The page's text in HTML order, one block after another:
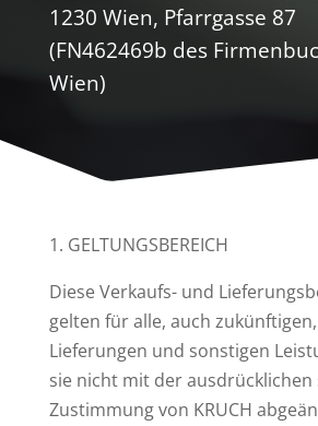
1230 Wien, Pfarrgasse 87
(FN462469b des
Wien)
1. GELTUNGSBEREICH
Diese Verkaufs- und
gelten für alle, auch
Lieferungen und sonstigen
sie nicht mit der
Zustimmung von KRUCH